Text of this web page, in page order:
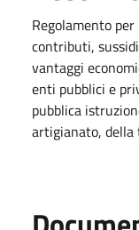
Regolamento
contributi,
vantaggi
enti pubblici e
pubblica
artigianato,